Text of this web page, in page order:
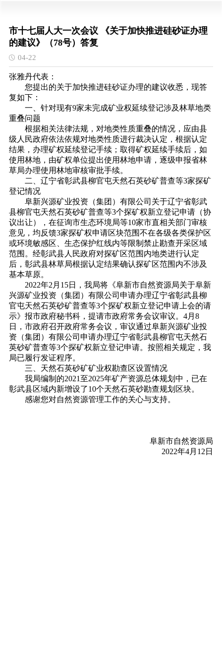
市十七届人大一次会议 《关于加快推进硅砂证办理
的建议》（78号）答复
04-22
张雅丹代表：
您提出的关于加快推进硅砂证办理的建议收悉，现答
复如下：
一、针对现有9家未完成矿业权延续登记涉及林草地类
重叠问题
根据相关法律法规，对地类性质重叠的情况，应由县
级人民政府依法依规对地类性质进行裁决认定，根据认定
结果，办理矿权延续登记手续；取得矿权延续手续后，如
使用林地，由矿权单位提出使用林地申请，逐级申报省林
草局办理使用林地审核审批手续。
二、辽宁省彰武县柳官屯天然石英砂矿普查等3家探矿
登记情况
阜新兴源矿业投资（集团）有限公司关于辽宁省彰武
县柳官屯天然石英砂矿普查等3个探矿权新立登记申请（协
议出让），在征询市生态环境局等10家市直相关部门审核
意见，均反馈3家探矿权申请区块范围不在各级各类保护区
或环境敏感区、生态保护红线内等限制禁止勘查开采区域
范围。经彰武县人民政府对探矿区范围内地类进行认定
后，彰武县林草局根据认定结果确认探矿区范围内不涉及
基本草原。
2022年2月15日，我局将《阜新市自然资源局关于阜新
兴源矿业投资（集团）有限公司申请办理辽宁省彰武县柳
官屯天然石英砂矿普查等3个探矿权新立登记申请上会的请
示》报市政府秘书科，提请市政府常务会议审议。4月8
日，市政府召开政府常务会议，审议通过阜新兴源矿业投
资（集团）有限公司申请办理辽宁省彰武县柳官屯天然石
英砂矿普查等3个探矿权新立登记申请。按照相关规定，我
局已履行发证程序。
三、天然石英砂矿矿业权勘查区设置情况
我局编制的2021至2025年矿产资源总体规划中，已在
彰武县区域内新增设了10个天然石英砂勘查规划区块。
感谢您对自然资源管理工作的关心与支持。
阜新市自然资源局
2022年4月12日